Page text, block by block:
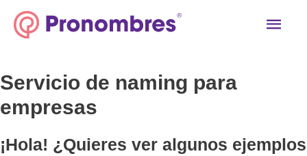
Servicio de naming para
empresas
¡Hola! ¿Quieres ver algunos ejemplos